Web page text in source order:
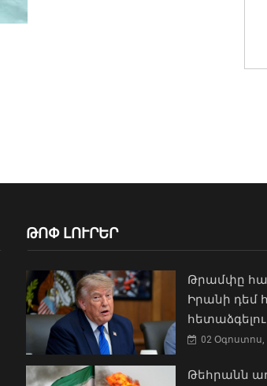
ԹՈՓ ԼՈՒՐԵՐ
Թրամփը
Իրանի դեմ
02 Օգոստոս,
Թեհրանն